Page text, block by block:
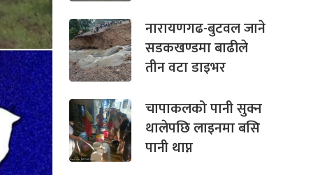
नारायणगढ-बुटवल जाने
सडकखण्डमा बाढीले
तीन वटा डाइभर
चापाकलको पानी सुक्न
थालेपछि लाइनमा बसि
पानी थाप्न